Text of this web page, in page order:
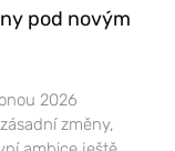
pod novým
2026
změny,